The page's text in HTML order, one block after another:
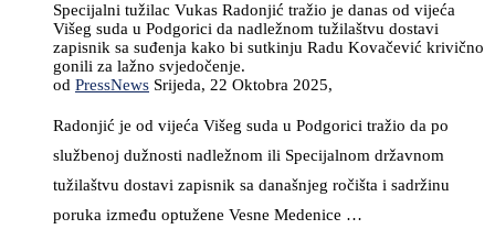
Specijalni tužilac Vukas Radonjić tražio je danas od vijeća
Višeg suda u Podgorici da nadležnom tužilaštvu dostavi
zapisnik sa suđenja kako bi sutkinju Radu Kovačević krivično
gonili za lažno svjedočenje.
od PressNews Srijeda, 22 Oktobra 2025,
Radonjić je od vijeća Višeg suda u Podgorici tražio da po
službenoj dužnosti nadležnom ili Specijalnom državnom
tužilaštvu dostavi zapisnik sa današnjeg ročišta i sadržinu
poruka između optužene Vesne Medenice …